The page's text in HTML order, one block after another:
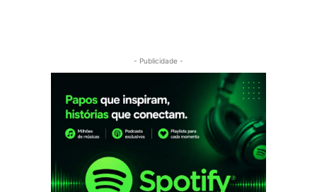
- Publicidade -